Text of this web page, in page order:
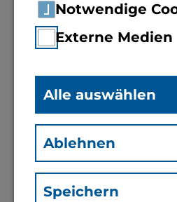
Selina
Mitarbeiterin
Rechenzentrum
Notwendige
Externe Medien
Alle auswählen
Ablehnen
Speichern